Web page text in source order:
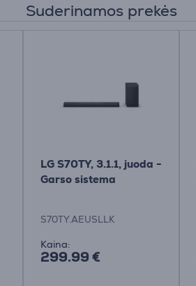
Suderinamos prekės
LG S70TY, 3.1.1, juoda -
Garso sistema
S70TY.AEUSLLK
Kaina:
299.99 €